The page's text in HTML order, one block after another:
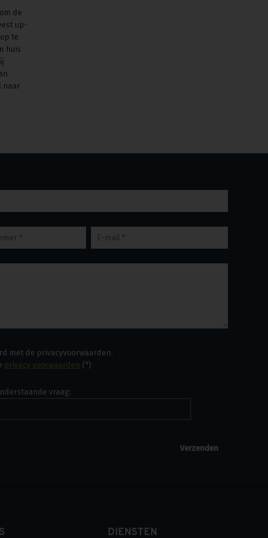
de
up-
te
huis
naar
met de privacyvoorwaarden.
privacy voorwaarden (*)
vraag:
DIENSTEN